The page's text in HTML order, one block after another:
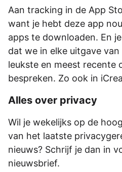
Aan tracking in de App
want je hebt deze app
apps te downloaden. En
dat we in elke uitgave
leukste en meest recente
bespreken. Zo ook in
Alles over privacy
Wil je wekelijks op de
van het laatste
nieuws? Schrijf je dan in
nieuwsbrief.